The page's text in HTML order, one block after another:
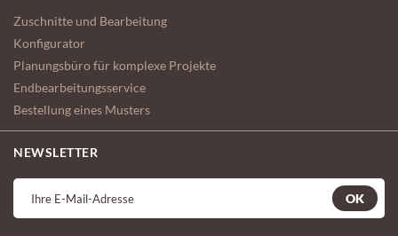
Zuschnitte und Bearbeitung
Konfigurator
Planungsbüro für komplexe Projekte
Endbearbeitungsservice
Bestellung eines Musters
NEWSLETTER
OK